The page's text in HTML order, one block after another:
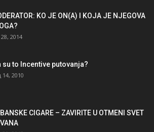
KO JE ON(A) I KOJA JE NJEGOVA
28, 2014
su to Incentive putovanja?
14, 2010
CIGARE – ZAVIRITE U OTMENI SVET